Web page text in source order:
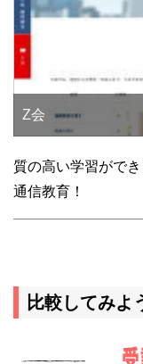
Z会
質の高い学習ができ
通信教育！
比較してみよ